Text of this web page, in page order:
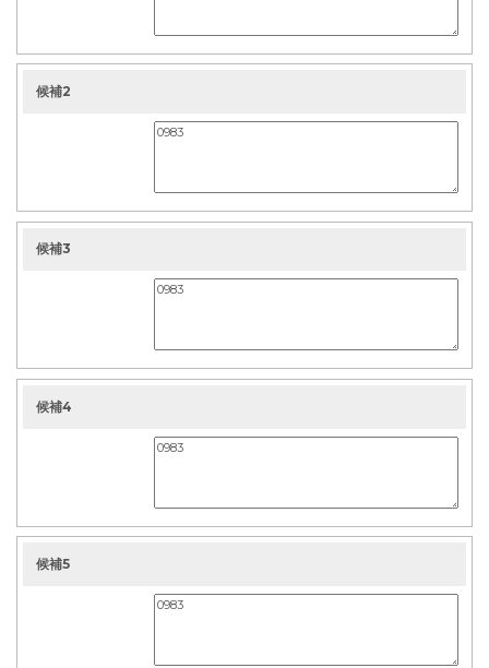
候補2
候補3
候補4
候補5